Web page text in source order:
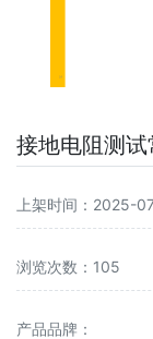
接地电阻测
上架时间：2025-
浏览次数：105
产品品牌：